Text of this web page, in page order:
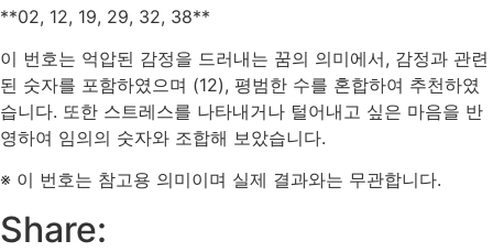
**02, 12, 19, 29, 32, 38**
이 번호는 억압된 감정을 드러내는 꿈의 의미에서, 감정과 관련
된 숫자를 포함하였으며 (12), 평범한 수를 혼합하여 추천하였
습니다. 또한 스트레스를 나타내거나 털어내고 싶은 마음을 반
영하여 임의의 숫자와 조합해 보았습니다.
※ 이 번호는 참고용 의미이며 실제 결과와는 무관합니다.
Share: